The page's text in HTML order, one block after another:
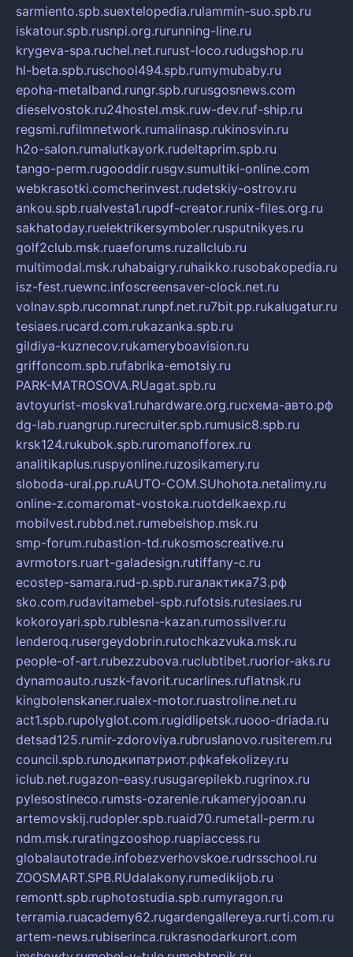
sarmiento.spb.suextelopedia.rulammin-suo.spb.ru
iskatour.spb.rusnpi.org.rurunning-line.ru
krygeva-spa.ruchel.net.rurust-loco.rudugshop.ru
hl-beta.spb.ruschool494.spb.rumymubaby.ru
epoha-metalband.rungr.spb.rurusgosnews.com
dieselvostok.ru24hostel.msk.ruw-dev.ruf-ship.ru
regsmi.rufilmnetwork.rumalinasp.rukinosvin.ru
h2o-salon.rumalutkayork.rudeltaprim.spb.ru
tango-perm.rugooddir.rusgv.sumultiki-online.com
webkrasotki.comcherinvest.rudetskiy-ostrov.ru
ankou.spb.rualvesta1.rupdf-creator.runix-files.org.ru
sakhatoday.ruelektrikersymboler.rusputnikyes.ru
golf2club.msk.ruaeforums.ruzallclub.ru
multimodal.msk.ruhabaigry.ruhaikko.rusobakopedia.ru
isz-fest.ruewnc.infoscreensaver-clock.net.ru
volnav.spb.rucomnat.runpf.net.ru7bit.pp.rukalugatur.ru
tesiaes.rucard.com.rukazanka.spb.ru
gildiya-kuznecov.rukameryboavision.ru
griffoncom.spb.rufabrika-emotsiy.ru
PARK-MATROSOVA.RUagat.spb.ru
avtoyurist-moskva1.ruhardware.org.ruсхема-авто.рф
dg-lab.ruangrup.rurecruiter.spb.rumusic8.spb.ru
krsk124.rukubok.spb.ruromanofforex.ru
analitikaplus.ruspyonline.ruzosikamery.ru
sloboda-ural.pp.ruAUTO-COM.SUhohota.netalimy.ru
online-z.comaromat-vostoka.ruotdelkaexp.ru
mobilvest.rubbd.net.rumebelshop.msk.ru
smp-forum.rubastion-td.rukosmoscreative.ru
avrmotors.ruart-galadesign.rutiffany-c.ru
ecostep-samara.rud-p.spb.ruгалактика73.рф
sko.com.rudavitamebel-spb.rufotsis.rutesiaes.ru
kokoroyari.spb.rublesna-kazan.rumossilver.ru
lenderoq.rusergeydobrin.rutochkazvuka.msk.ru
people-of-art.rubezzubova.ruclubtibet.ruorior-aks.ru
dynamoauto.ruszk-favorit.rucarlines.ruflatnsk.ru
kingbolenskaner.rualex-motor.ruastroline.net.ru
act1.spb.rupolyglot.com.rugidlipetsk.ruooo-driada.ru
detsad125.rumir-zdoroviya.rubruslanovo.rusiterem.ru
council.spb.ruлодкипатриот.рфkafekolizey.ru
iclub.net.rugazon-easy.rusugarepilekb.rugrinox.ru
pylesostineco.rumsts-ozarenie.rukameryjooan.ru
artemovskij.rudopler.spb.ruaid70.rumetall-perm.ru
ndm.msk.ruratingzooshop.ruapiaccess.ru
globalautotrade.infobezverhovskoe.rudrsschool.ru
ZOOSMART.SPB.RUdalakony.rumedikijob.ru
remontt.spb.ruphotostudia.spb.rumyragon.ru
terramia.ruacademy62.rugardengallereya.rurti.com.ru
artem-news.rubiserinca.rukrasnodarkurort.com